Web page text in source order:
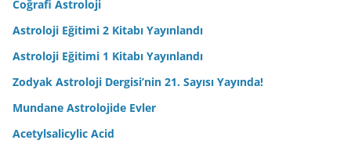
Coğrafi Astroloji
Astroloji Eğitimi 2 Kitabı Yayınlandı
Astroloji Eğitimi 1 Kitabı Yayınlandı
Zodyak Astroloji Dergisi’nin 21. Sayısı Yayında!
Mundane Astrolojide Evler
Acetylsalicylic Acid